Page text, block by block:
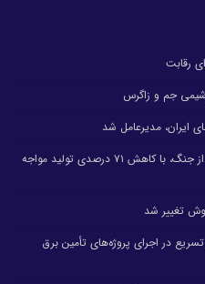
رقابت
جم و زاگرس
ایران، مدیرعامل شد
پتروشیمی اروند پس از اختلالات ناشی از جنگ، با کاهش ۷۱ درصدی تولید مواجه
تغییر شد
در اجرای پروژه‌های تأمین برق